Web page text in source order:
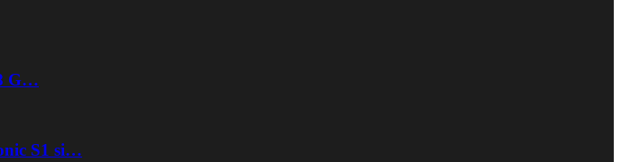
G…
S1 si…